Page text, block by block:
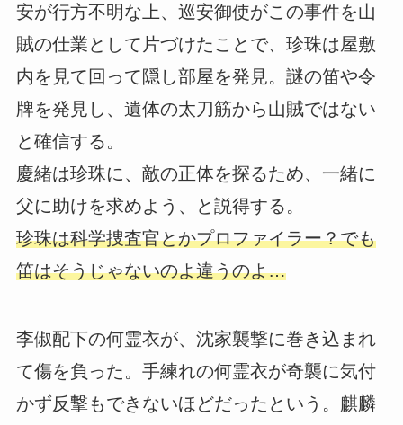
安が行方不明な上、巡安御使がこの事件を山
賊の仕業として片づけたことで、珍珠は屋敷
内を見て回って隠し部屋を発見。謎の笛や令
牌を発見し、遺体の太刀筋から山賊ではない
と確信する。
慶緒は珍珠に、敵の正体を探るため、一緒に
父に助けを求めよう、と説得する。
珍珠は科学捜査官とかプロファイラー？でも
笛はそうじゃないのよ違うのよ…
李俶配下の何霊衣が、沈家襲撃に巻き込まれ
て傷を負った。手練れの何霊衣が奇襲に気付
かず反撃もできないほどだったという。麒麟